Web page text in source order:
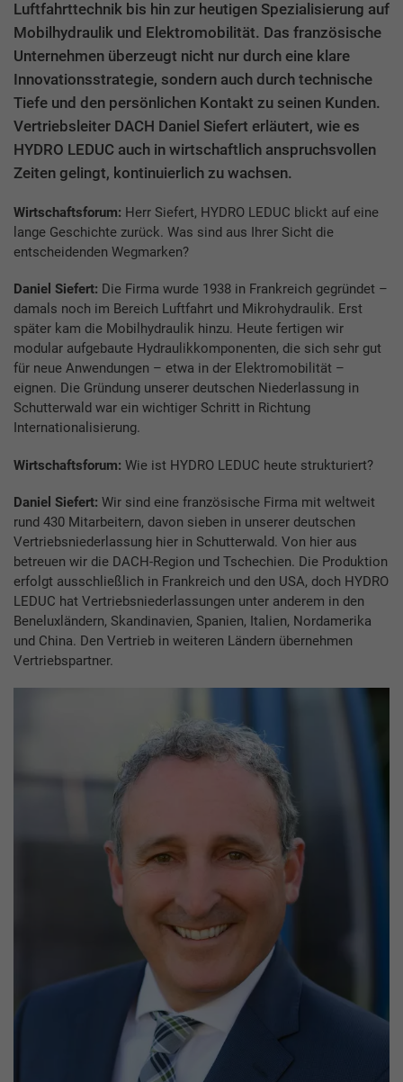
Luftfahrttechnik bis hin zur heutigen Spezialisierung auf
Mobilhydraulik und Elektromobilität. Das französische
Unternehmen überzeugt nicht nur durch eine klare
Innovationsstrategie, sondern auch durch technische
Tiefe und den persönlichen Kontakt zu seinen Kunden.
Vertriebsleiter DACH Daniel Siefert erläutert, wie es
HYDRO LEDUC auch in wirtschaftlich anspruchsvollen
Zeiten gelingt, kontinuierlich zu wachsen.
Wirtschaftsforum: Herr Siefert, HYDRO LEDUC blickt auf eine
lange Geschichte zurück. Was sind aus Ihrer Sicht die
entscheidenden Wegmarken?
Daniel Siefert: Die Firma wurde 1938 in Frankreich gegründet –
damals noch im Bereich Luftfahrt und Mikrohydraulik. Erst
später kam die Mobilhydraulik hinzu. Heute fertigen wir
modular aufgebaute Hydraulikkomponenten, die sich sehr gut
für neue Anwendungen – etwa in der Elektromobilität –
eignen. Die Gründung unserer deutschen Niederlassung in
Schutterwald war ein wichtiger Schritt in Richtung
Internationalisierung.
Wirtschaftsforum: Wie ist HYDRO LEDUC heute strukturiert?
Daniel Siefert: Wir sind eine französische Firma mit weltweit
rund 430 Mitarbeitern, davon sieben in unserer deutschen
Vertriebsniederlassung hier in Schutterwald. Von hier aus
betreuen wir die DACH-Region und Tschechien. Die Produktion
erfolgt ausschließlich in Frankreich und den USA, doch HYDRO
LEDUC hat Vertriebsniederlassungen unter anderem in den
Beneluxländern, Skandinavien, Spanien, Italien, Nordamerika
und China. Den Vertrieb in weiteren Ländern übernehmen
Vertriebspartner.